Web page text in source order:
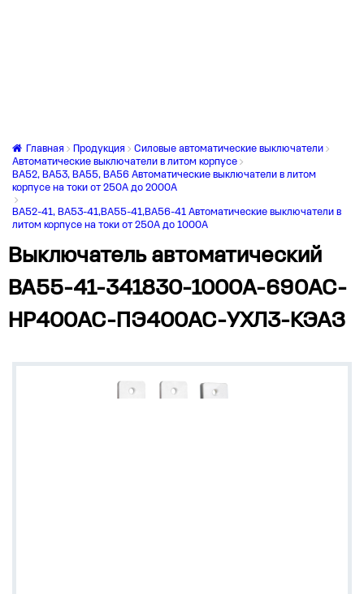
Главная Продукция
Силовые автоматические выключатели
Автоматические выключатели в литом корпусе
ВА52, ВА53, ВА55, ВА56 Автоматические выключатели в литом
корпусе на токи от 250А до 2000А
ВА52-41, ВА53-41,ВА55-41,ВА56-41 Автоматические выключатели в
литом корпусе на токи от 250А до 1000А
Выключатель автоматический
ВА55-41-341830-1000А-690AC-
НР400AC-ПЭ400AC-УХЛ3-КЭАЗ